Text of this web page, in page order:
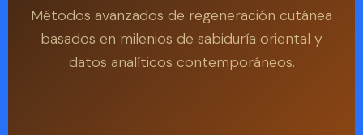
Métodos avanzados de regeneración cutánea
basados en milenios de sabiduría oriental y
datos analíticos contemporáneos.